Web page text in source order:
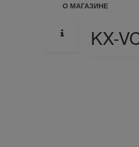
О МАГАЗИНЕ
KX-